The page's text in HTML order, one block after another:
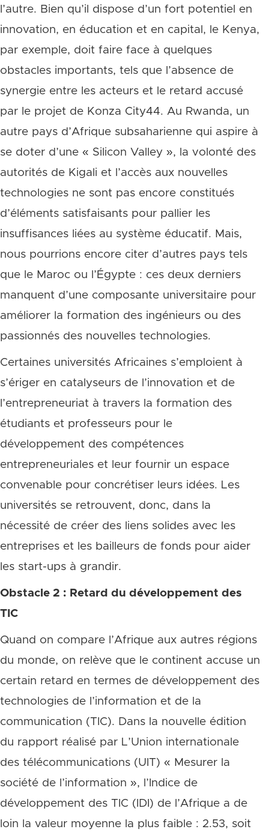
l’autre. Bien qu’il dispose d’un fort potentiel en
innovation, en éducation et en capital, le Kenya,
par exemple, doit faire face à quelques
obstacles importants, tels que l’absence de
synergie entre les acteurs et le retard accusé
par le projet de Konza City44. Au Rwanda, un
autre pays d’Afrique subsaharienne qui aspire à
se doter d’une « Silicon Valley », la volonté des
autorités de Kigali et l’accès aux nouvelles
technologies ne sont pas encore constitués
d’éléments satisfaisants pour pallier les
insuffisances liées au système éducatif. Mais,
nous pourrions encore citer d’autres pays tels
que le Maroc ou l’Égypte : ces deux derniers
manquent d’une composante universitaire pour
améliorer la formation des ingénieurs ou des
passionnés des nouvelles technologies.
Certaines universités Africaines s’emploient à
s’ériger en catalyseurs de l’innovation et de
l’entrepreneuriat à travers la formation des
étudiants et professeurs pour le
développement des compétences
entrepreneuriales et leur fournir un espace
convenable pour concrétiser leurs idées. Les
universités se retrouvent, donc, dans la
nécessité de créer des liens solides avec les
entreprises et les bailleurs de fonds pour aider
les start-ups à grandir.
Obstacle 2 : Retard du développement des
TIC
Quand on compare l’Afrique aux autres régions
du monde, on relève que le continent accuse un
certain retard en termes de développement des
technologies de l’information et de la
communication (TIC). Dans la nouvelle édition
du rapport réalisé par L’Union internationale
des télécommunications (UIT) « Mesurer la
société de l’information », l’Indice de
développement des TIC (IDI) de l’Afrique a de
loin la valeur moyenne la plus faible : 2.53, soit